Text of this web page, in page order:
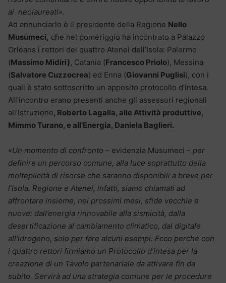
ai neolaureati».
Ad annunciarlo è il presidente della Regione Nello
Musumeci, che nel pomeriggio ha incontrato a Palazzo
Orléans i rettori dei quattro Atenei dell’Isola: Palermo
(Massimo Midiri), Catania (Francesco Priolo), Messina
(Salvatore Cuzzocrea) ed Enna (Giovanni Puglisi), con i
quali è stato sottoscritto un apposito protocollo d’intesa.
All’incontro erano presenti anche gli assessori regionali
all’Istruzione, Roberto Lagalla, alle Attività produttive,
Mimmo Turano, e all’Energia, Daniela Baglieri.
«Un momento di confronto – evidenzia Musumeci – per
definire un percorso comune, alla luce soprattutto della
molteplicità di risorse che saranno disponibili a breve per
l’Isola. Regione e Atenei, infatti, siamo chiamati ad
affrontare insieme, nei prossimi mesi, sfide vecchie e
nuove: dall’energia rinnovabile alla sismicità, dalla
desertificazione al cambiamento climatico, dal digitale
all’idrogeno, solo per fare alcuni esempi. Ecco perché con
i quattro rettori firmiamo un Protocollo d’intesa per la
creazione di un Tavolo partenariale da attivare fin da
subito. Servirà ad una strategia comune per le procedure